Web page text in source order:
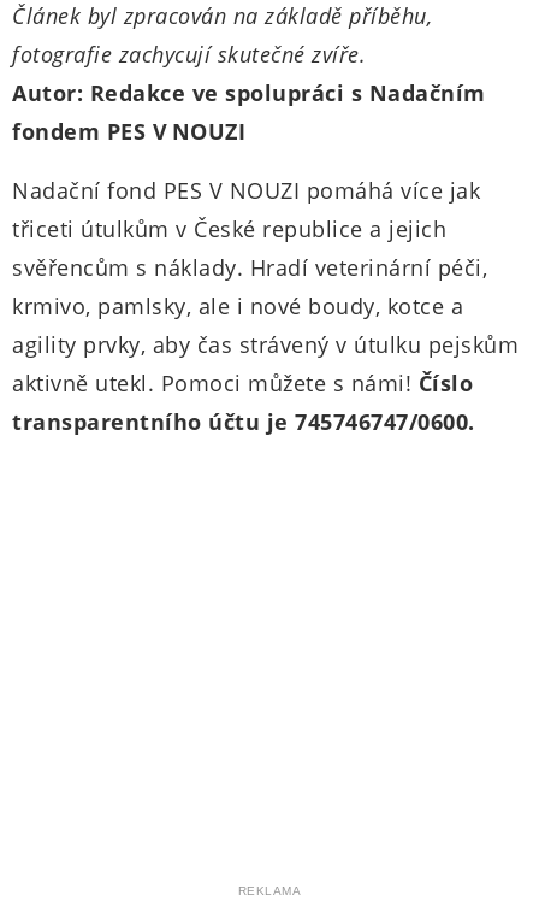
Článek byl zpracován na základě příběhu,
fotografie zachycují skutečné zvíře.
Autor: Redakce ve spolupráci s Nadačním
fondem PES V NOUZI
Nadační fond PES V NOUZI pomáhá více jak
třiceti útulkům v České republice a jejich
svěřencům s náklady. Hradí veterinární péči,
krmivo, pamlsky, ale i nové boudy, kotce a
agility prvky, aby čas strávený v útulku pejskům
aktivně utekl. Pomoci můžete s námi! Číslo
transparentního účtu je 745746747/0600.
REKLAMA